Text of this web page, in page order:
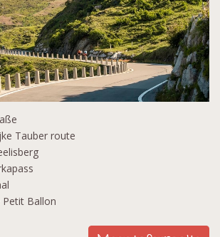
Tauber route
Petit Ballon